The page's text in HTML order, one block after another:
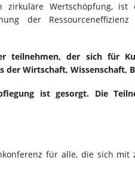
zirkuläre Wertschöpfung,
der
teilnehmen, der sich für
der Wirtschaft, Wissenschaft,
ist gesorgt. Die
für alle, die sich